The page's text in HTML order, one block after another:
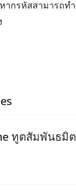
ากรหัสสามารถท
VBA vs Excel VBA vs
ทูตสัมพันธมิ